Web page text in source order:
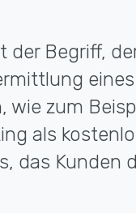
Begriff,
zum
als
das Kunden